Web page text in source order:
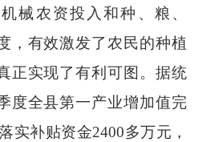
械农资投入和种、粮、
，有效激发了农民的种植
正实现了有利可图。据统
度全县第一产业增加值完
实补贴资金2400多万元，